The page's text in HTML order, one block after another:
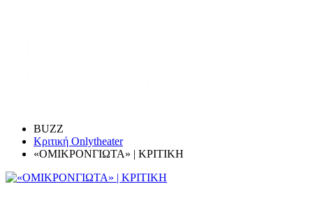
BUZZ
Κριτική Onlytheater
«ΟΜΙΚΡΟΝΓΙΩΤΑ» | ΚΡΙΤΙΚΗ